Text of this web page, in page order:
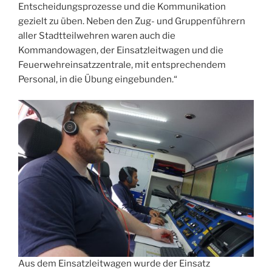
Entscheidungsprozesse und die Kommunikation
gezielt zu üben. Neben den Zug- und Gruppenführern
aller Stadtteilwehren waren auch die
Kommandowagen, der Einsatzleitwagen und die
Feuerwehreinsatzzentrale, mit entsprechendem
Personal, in die Übung eingebunden.“
Aus dem Einsatzleitwagen wurde der Einsatz